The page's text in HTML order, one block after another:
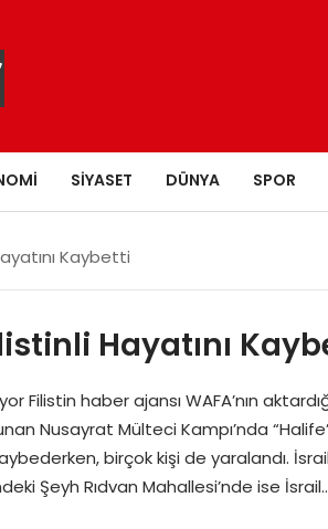
SIYASET DÜNYA SPOR
Kaybetti
Hayatını
Filistin haber ajansı WAFA’nın
Nusayrat Mülteci Kampı’nda
birçok kişi de yaralandı.
Şeyh Rıdvan Mahallesi’nde ise